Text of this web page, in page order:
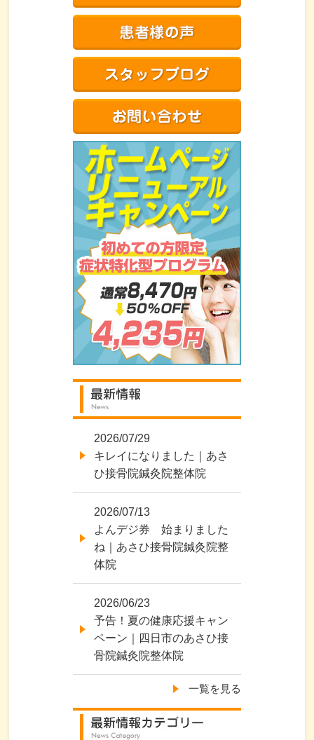
2026/07/29
キレイになりました｜あさ
ひ接骨院鍼灸院整体院
2026/07/13
よんデジ券 始まりました
ね｜あさひ接骨院鍼灸院整
体院
2026/06/23
予告！夏の健康応援キャン
ペーン｜四日市のあさひ接
骨院鍼灸院整体院
一覧を見る